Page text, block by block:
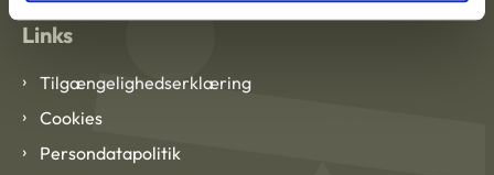
Links
Tilgængelighedserklæring
Cookies
Persondatapolitik